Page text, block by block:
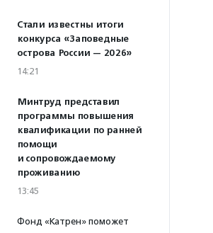
Стали известны итоги
конкурса «Заповедные
острова России — 2026»
14:21
Минтруд представил
программы повышения
квалификации по ранней
помощи
и сопровождаемому
проживанию
13:45
Фонд «Катрен» поможет